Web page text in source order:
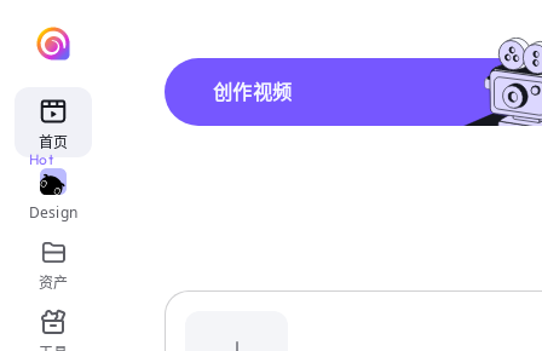
首页
Design
Hot
资产
创作视频